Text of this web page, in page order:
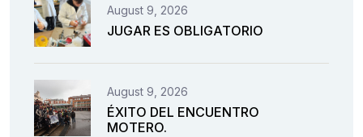
August 9, 2026
JUGAR ES OBLIGATORIO
August 9, 2026
ÉXITO DEL ENCUENTRO
MOTERO.